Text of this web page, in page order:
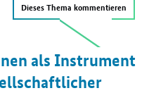
Dieses Thema kommentieren
als Instrument